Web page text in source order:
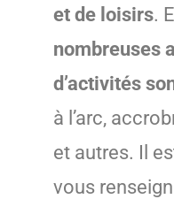
et de loisirs.
nombreuses
d’activités
à l’arc,
et autres. Il
vous